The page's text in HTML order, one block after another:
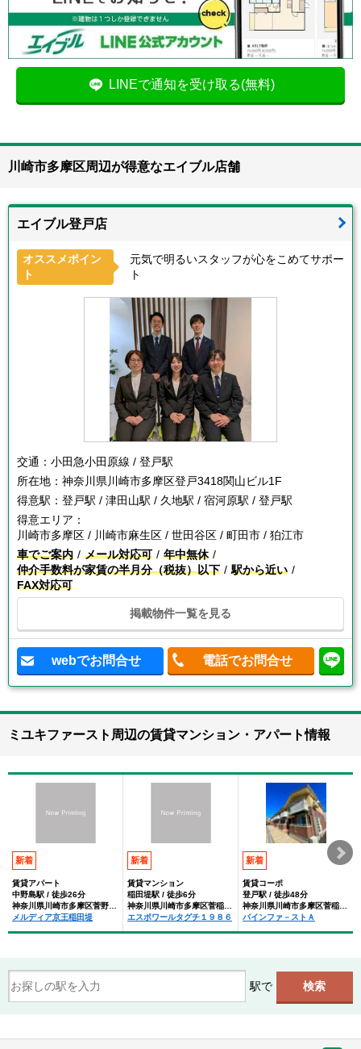
LINEで通知を受け取る(無料)
川崎市多摩区周辺が得意なエイブル店舗
エイブル登戸店
オススメポイン
ト
元気で明るいスタッフが心をこめてサポー
ト
交通： 小田急小田原線 / 登戸駅
所在地： 神奈川県川崎市多摩区登戸3418関山ビル1F
得意駅： 登戸駅 / 津田山駅 / 久地駅 / 宿河原駅 / 登戸駅
得意エリア：
川崎市多摩区 / 川崎市麻生区 / 世田谷区 / 町田市 / 狛江市
車でご案内
メール対応可
年中無休
仲介手数料が家賃の半月分（税抜）以下
駅から近い
FAX対応可
掲載物件一覧を見る
webでお問合せ 電話でお問合せ
ミユキファースト周辺の賃貸マンション・アパート情報
新着
賃貸アパート
中野島駅 / 徒歩26分
神奈川県川崎市多摩区菅野戸呂
メルディア京王稲田堤
新着
賃貸マンション
稲田堤駅 / 徒歩6分
神奈川県川崎市多摩区菅稲田堤１丁目
エスポワールタグチ１９８６
新着
賃貸コーポ
登戸駅 / 徒歩48分
神奈川県川崎市多摩区菅稲田堤２丁目
パインファ－ストＡ
駅で